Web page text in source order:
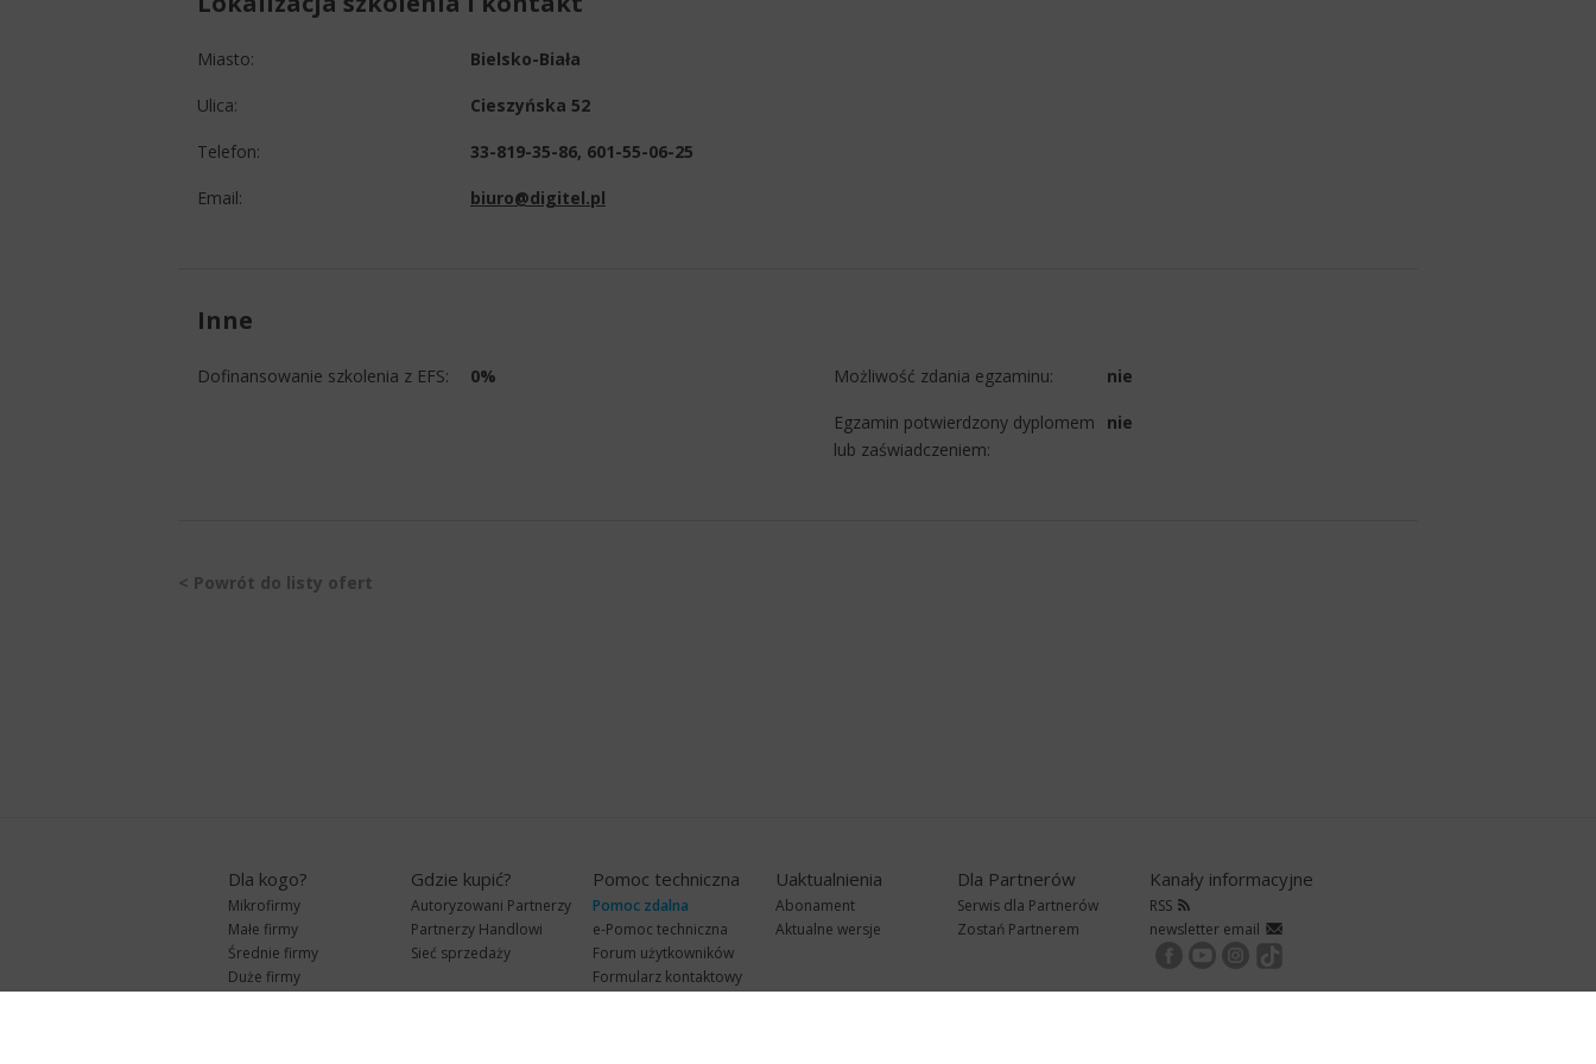
Miasto: Bielsko-Biała
Ulica: Cieszyńska 52
Telefon: 33-819-35-86, 601-55-06-25
Email: biuro@digitel.pl
Inne
Dofinansowanie szkolenia z EFS: 0% Możliwość zdania egzaminu: nie
Egzamin potwierdzony dyplomem
lub zaświadczeniem:
nie
< Powrót do listy ofert
Dla kogo?
Mikrofirmy
Małe firmy
Średnie firmy
Duże firmy
Gdzie kupić?
Autoryzowani Partnerzy
Partnerzy Handlowi
Sieć sprzedaży
Pomoc techniczna
Pomoc zdalna
e-Pomoc techniczna
Forum użytkowników
Formularz kontaktowy
Uaktualnienia
Abonament
Aktualne wersje
Dla Partnerów
Serwis dla Partnerów
Zostań Partnerem
Kanały informacyjne
RSS
newsletter email